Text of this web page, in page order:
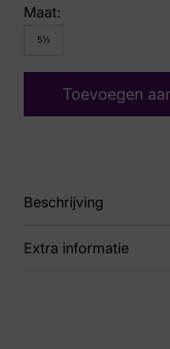
Maat:
5½
Toevoegen
Beschrijving
87
Extra informatie